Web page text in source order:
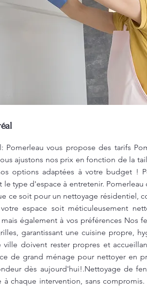
Pomerleau vous propose des tarifs
ajustons nos prix en fonction de la
options adaptées à votre budget !
type d'espace à entretenir.
ce soit pour un nettoyage résidentiel,
espace soit méticuleusement
également à vos préférences
garantissant une cuisine propre,
ville doivent rester propres et
de grand ménage pour nettoyer en
dès aujourd'hui!.Nettoyage de
chaque intervention, sans